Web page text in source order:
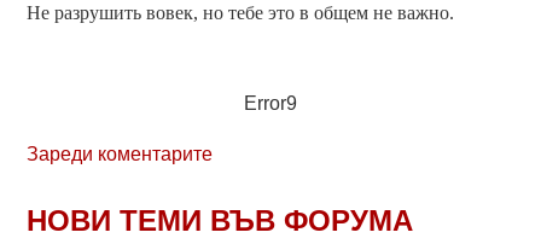
Не разрушить вовек, но тебе это в общем не важно.
Error9
Зареди коментарите
НОВИ ТЕМИ ВЪВ ФОРУМА